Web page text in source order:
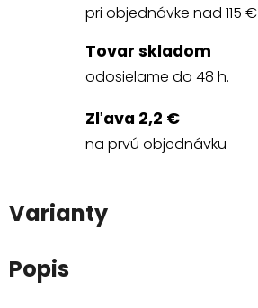
pri objednávke nad 115 €
Tovar skladom
odosielame do 48 h.
Zľava 2,2 €
na prvú objednávku
Varianty
Popis